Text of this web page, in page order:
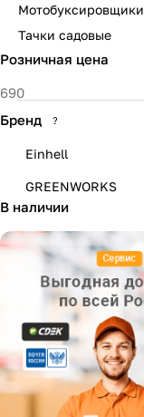
Мотобуксировщики
Тачки садовые
Розничная цена
Бренд ?
Einhell
GREENWORKS
В наличии